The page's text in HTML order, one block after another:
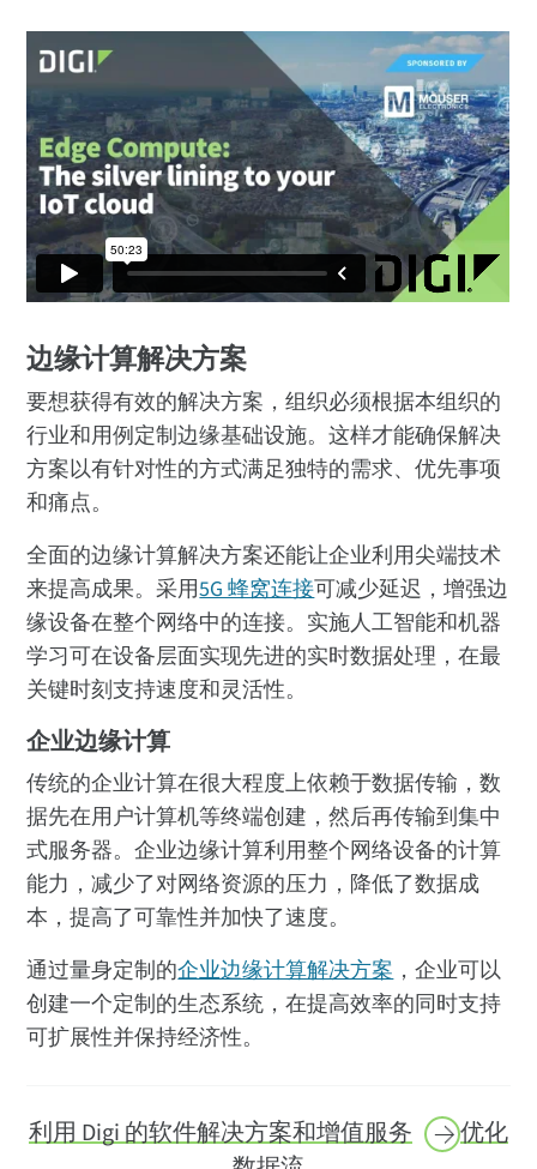
边缘计算解决方案
要想获得有效的解决方案，组织必须根据本组织的
行业和用例定制边缘基础设施。这样才能确保解决
方案以有针对性的方式满足独特的需求、优先事项
和痛点。
全面的边缘计算解决方案还能让企业利用尖端技术
来提高成果。采用5G 蜂窝连接可减少延迟，增强边
缘设备在整个网络中的连接。实施人工智能和机器
学习可在设备层面实现先进的实时数据处理，在最
关键时刻支持速度和灵活性。
企业边缘计算
传统的企业计算在很大程度上依赖于数据传输，数
据先在用户计算机等终端创建，然后再传输到集中
式服务器。企业边缘计算利用整个网络设备的计算
能力，减少了对网络资源的压力，降低了数据成
本，提高了可靠性并加快了速度。
通过量身定制的企业边缘计算解决方案，企业可以
创建一个定制的生态系统，在提高效率的同时支持
可扩展性并保持经济性。
利用 Digi 的软件解决方案和增值服务
优化